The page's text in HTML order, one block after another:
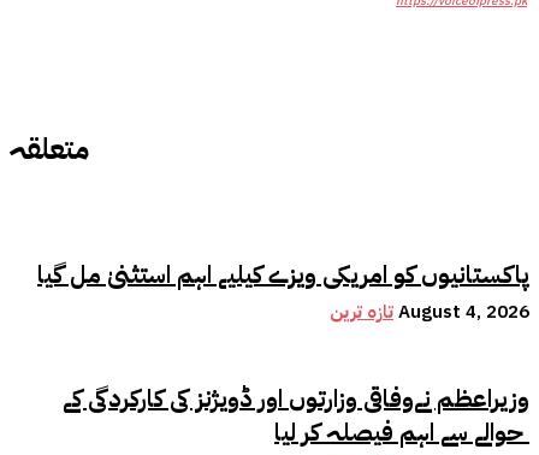
متعلقہ
پاکستانیوں کو امریکی ویزے کیلیے اہم استثنیٰ مل گیا
تازہ ترینAugust 4, 2026
وزیراعظم نےوفاقی وزارتوں اور ڈویژنز کی کارکردگی کے
حوالے سے اہم فیصلہ کر لیا